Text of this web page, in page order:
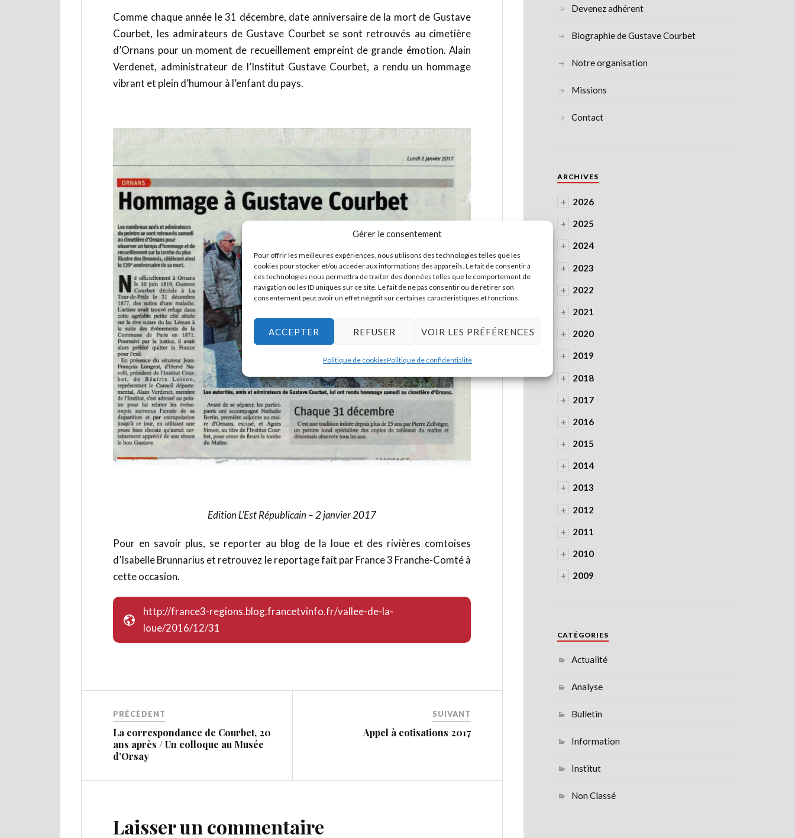
Gérer le consentement
Pour offrir les meilleures expériences, nous utilisons des technologies telles que les
cookies pour stocker et/ou accéder aux informations des appareils. Le fait de consentir à
ces technologies nous permettra de traiter des données telles que le comportement de
navigation ou les ID uniques sur ce site. Le fait de ne pas consentir ou de retirer son
consentement peut avoir un effet négatif sur certaines caractéristiques et fonctions.
ACCEPTER REFUSER VOIR LES PRÉFÉRENCES
Politique de cookiesPolitique de confidentialité
Comme chaque année le 31 décembre, date anniversaire de la mort de Gustave
Courbet, les admirateurs de Gustave Courbet se sont retrouvés au cimetière
d’Ornans pour un moment de recueillement empreint de grande émotion. Alain
Verdenet, administrateur de l’Institut Gustave Courbet, a rendu un hommage
vibrant et plein d’humour à l’enfant du pays.
Edition L’Est Républicain – 2 janvier 2017
Pour en savoir plus, se reporter au blog de la loue et des rivières comtoises
d’Isabelle Brunnarius et retrouvez le reportage fait par France 3 Franche-Comté à
cette occasion.
http://france3-regions.blog.francetvinfo.fr/vallee-de-la-
loue/2016/12/31
PRÉCÉDENT
La correspondance de Courbet, 20
ans après / Un colloque au Musée
d’Orsay
SUIVANT
Appel à cotisations 2017
Laisser un commentaire
Devenez adhérent
Biographie de Gustave Courbet
Notre organisation
Missions
Contact
ARCHIVES
+ 2026
+ 2025
+ 2024
+ 2023
+ 2022
+ 2021
+ 2020
+ 2019
+ 2018
+ 2017
+ 2016
+ 2015
+ 2014
+ 2013
+ 2012
+ 2011
+ 2010
+ 2009
CATÉGORIES
Actualité
Analyse
Bulletin
Information
Institut
Non Classé